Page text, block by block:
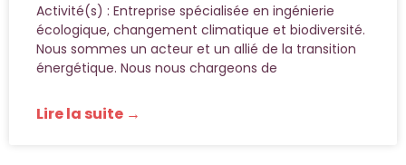
Activité(s) : Entreprise spécialisée en ingénierie
écologique, changement climatique et biodiversité.
Nous sommes un acteur et un allié de la transition
énergétique. Nous nous chargeons de
Lire la suite →